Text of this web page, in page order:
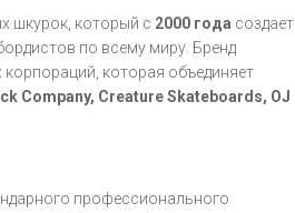
шкурок, который с 2000 года создает
по всему миру. Бренд
которая объединяет
Company, Creature Skateboards, OJ
профессионального